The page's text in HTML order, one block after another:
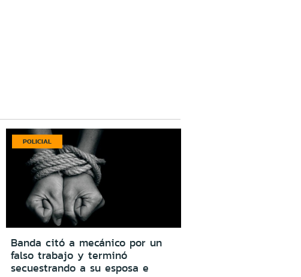
POLICIAL
Banda citó a mecánico por un
falso trabajo y terminó
secuestrando a su esposa e